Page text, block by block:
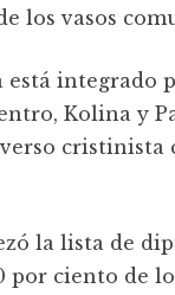
los vasos
integrado
Kolina y
cristinista
la lista de
por ciento de